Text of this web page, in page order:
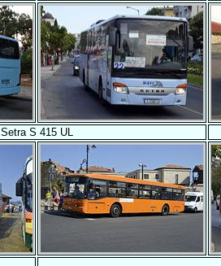
Setra S 415 UL